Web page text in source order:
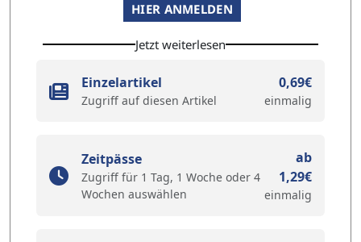
HIER ANMELDEN
Jetzt weiterlesen
Einzelartikel
Zugriff auf diesen Artikel
0,69€
einmalig
Zeitpässe
Zugriff für 1 Tag, 1 Woche oder 4
Wochen auswählen
ab
1,29€
einmalig